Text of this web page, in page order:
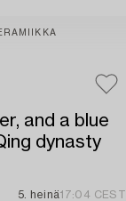
and a blue
dynasty
5. heinä17:04 CEST